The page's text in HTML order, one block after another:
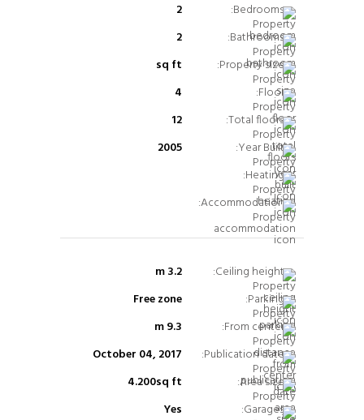
Bedrooms:
2
Bathrooms:
2
Property size:
sq ft
Floor:
4
Total floors:
12
Year Built:
2005
Heating:
Accommodation:
Ceiling height:
3.2 m
Parking:
Free zone
From center:
9.3 m
Publication date:
October 04, 2017
Area size:
4.200sq ft
Garages:
Yes